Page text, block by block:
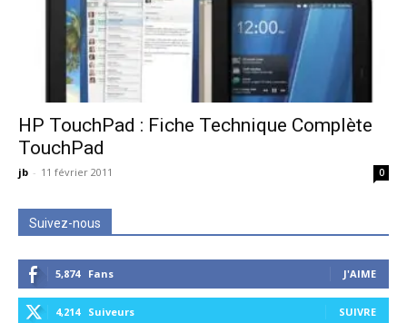
HP TouchPad : Fiche Technique Complète
TouchPad
jb - 11 février 2011 0
Suivez-nous
5,874 Fans J'AIME
4,214 Suiveurs SUIVRE